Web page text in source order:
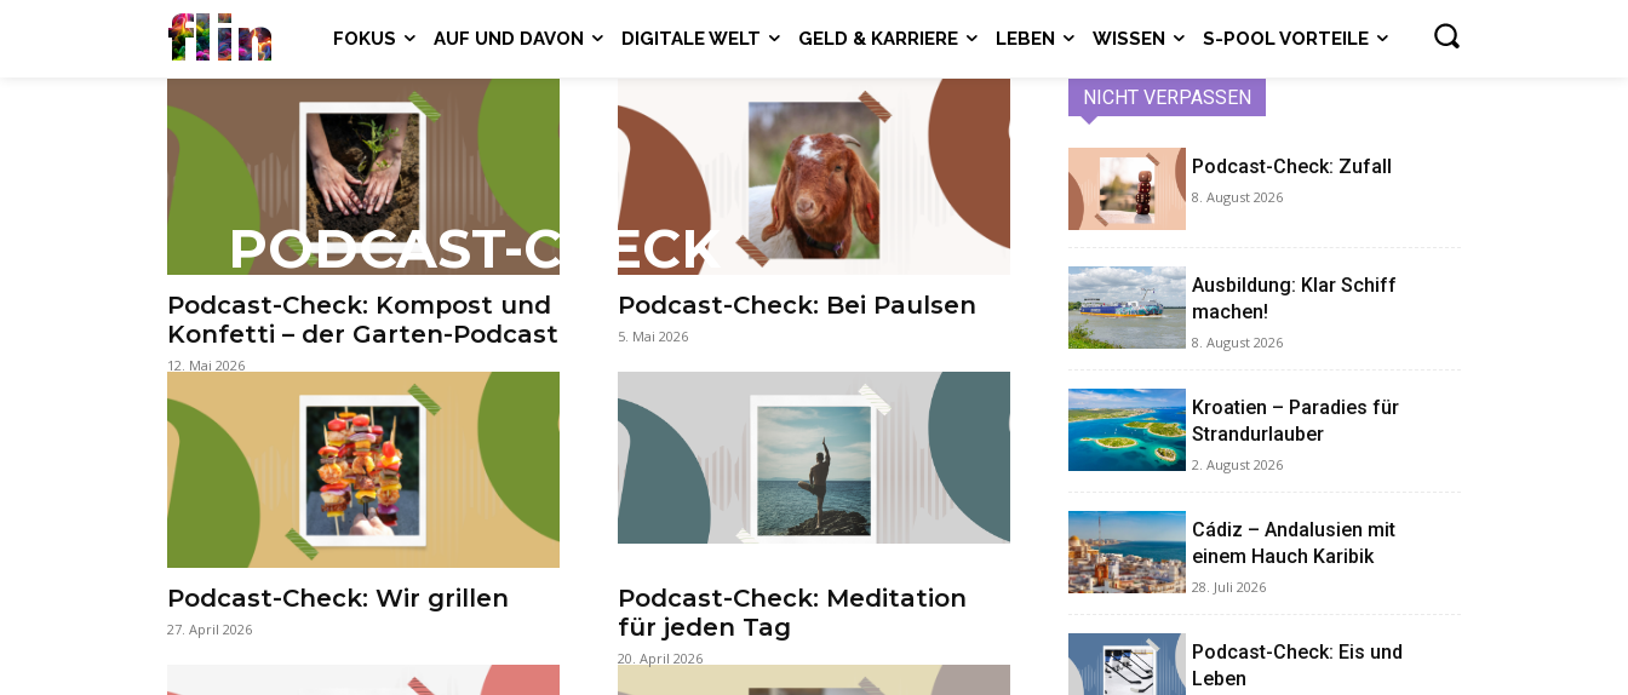
flin FOKUS AUF UND DAVON DIGITALE WELT GELD & KARRIERE LEBEN WISSEN S-POOL VORTEILE
PODCAST-CHECK
Podcast-Check: Kompost und
Konfetti – der Garten-Podcast
12. Mai 2026
Podcast-Check: Bei Paulsen
5. Mai 2026
Podcast-Check: Wir grillen
27. April 2026
Podcast-Check: Meditation
für jeden Tag
20. April 2026
NICHT VERPASSEN
Podcast-Check: Zufall
8. August 2026
Ausbildung: Klar Schiff
machen!
8. August 2026
Kroatien – Paradies für
Strandurlauber
2. August 2026
Cádiz – Andalusien mit
einem Hauch Karibik
28. Juli 2026
Podcast-Check: Eis und
Leben